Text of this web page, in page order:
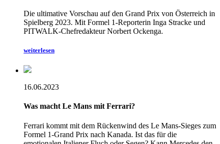
Die ultimative Vorschau auf den Grand Prix von Österreich in
Spielberg 2023. Mit Formel 1-Reporterin Inga Stracke und
PITWALK-Chefredakteur Norbert Ockenga.
weiterlesen
16.06.2023
Was macht Le Mans mit Ferrari?
Ferrari kommt mit dem Rückenwind des Le Mans-Sieges zum
Formel 1-Grand Prix nach Kanada. Ist das für die